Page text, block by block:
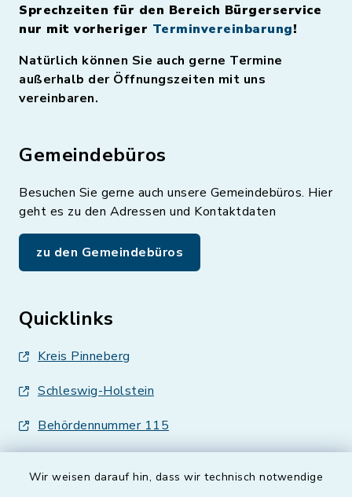
Wir weisen darauf hin, dass wir technisch notwendige
Sprechzeiten für den Bereich Bürgerservice
nur mit vorheriger Terminvereinbarung!
Natürlich können Sie auch gerne Termine
außerhalb der Öffnungszeiten mit uns
vereinbaren.
Gemeindebüros
Besuchen Sie gerne auch unsere Gemeindebüros. Hier
geht es zu den Adressen und Kontaktdaten
zu den Gemeindebüros
Quicklinks
Kreis Pinneberg
Schleswig-Holstein
Behördennummer 115